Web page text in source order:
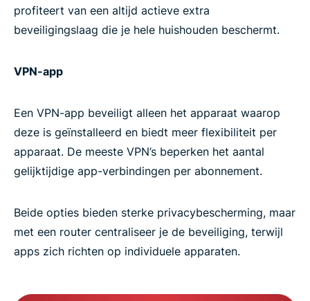
profiteert van een altijd actieve extra
beveiligingslaag die je hele huishouden beschermt.
VPN-app
Een VPN-app beveiligt alleen het apparaat waarop
deze is geïnstalleerd en biedt meer flexibiliteit per
apparaat. De meeste VPN’s beperken het aantal
gelijktijdige app-verbindingen per abonnement.
Beide opties bieden sterke privacybescherming, maar
met een router centraliseer je de beveiliging, terwijl
apps zich richten op individuele apparaten.